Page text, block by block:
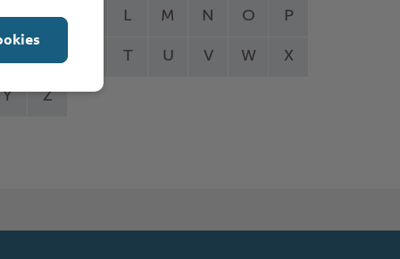
I J L M N O P
T U V W X
Y Z